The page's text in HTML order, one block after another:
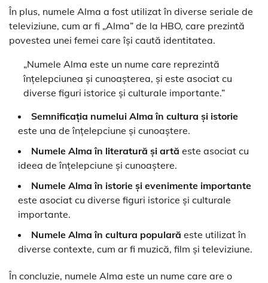
În plus, numele Alma a fost utilizat în diverse seriale de
televiziune, cum ar fi „Alma” de la HBO, care prezintă
povestea unei femei care își caută identitatea.
„Numele Alma este un nume care reprezintă
înțelepciunea și cunoașterea, și este asociat cu
diverse figuri istorice și culturale importante.”
Semnificația numelui Alma în cultura și istorie
este una de înțelepciune și cunoaștere.
Numele Alma în literatură și artă este asociat cu
ideea de înțelepciune și cunoaștere.
Numele Alma în istorie și evenimente importante
este asociat cu diverse figuri istorice și culturale
importante.
Numele Alma în cultura populară este utilizat în
diverse contexte, cum ar fi muzică, film și televiziune.
În concluzie, numele Alma este un nume care are o